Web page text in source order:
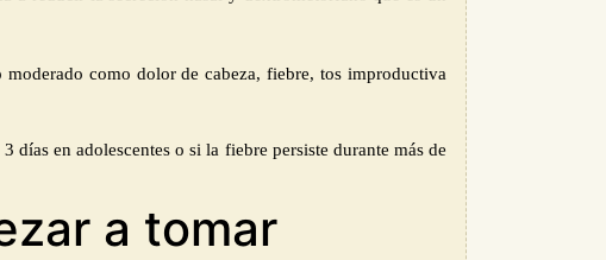
como dolor de cabeza, fiebre, tos improductiva
días en adolescentes o si la fiebre persiste durante más de
a tomar